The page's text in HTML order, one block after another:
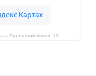
— Ленинский просп.,19